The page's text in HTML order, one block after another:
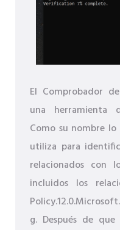
El Comprobador
una herramienta
Como su nombre
utiliza para
relacionados con
incluidos los
g. Después de